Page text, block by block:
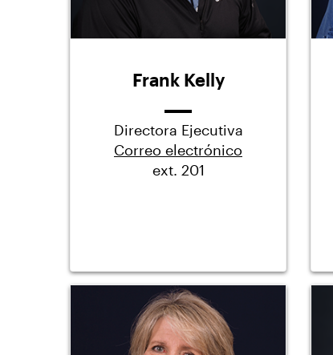
Frank Kelly
Directora Ejecutiva
Correo electrónico
ext. 201